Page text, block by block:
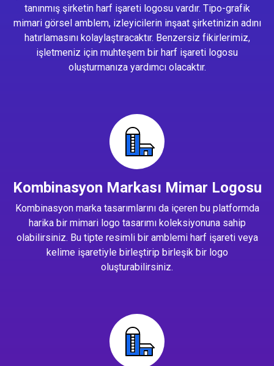
tanınmış şirketin harf işareti logosu vardır. Tipo-grafik
mimari görsel amblem, izleyicilerin inşaat şirketinizin adını
hatırlamasını kolaylaştıracaktır. Benzersiz fikirlerimiz,
işletmeniz için muhteşem bir harf işareti logosu
oluşturmanıza yardımcı olacaktır.
Kombinasyon Markası Mimar Logosu
Kombinasyon marka tasarımlarını da içeren bu platformda
harika bir mimari logo tasarımı koleksiyonuna sahip
olabilirsiniz. Bu tipte resimli bir amblemi harf işareti veya
kelime işaretiyle birleştirip birleşik bir logo
oluşturabilirsiniz.